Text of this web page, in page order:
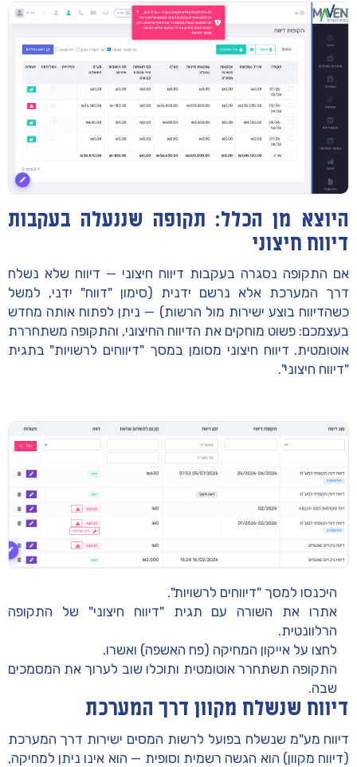
היוצא מן הכלל: תקופה שננעלה בעקבות
דיווח חיצוני
אם התקופה נסגרה בעקבות דיווח חיצוני — דיווח שלא נשלח
דרך המערכת אלא נרשם ידנית (סימון "דווח" ידני, למשל
כשהדיווח בוצע ישירות מול הרשות) — ניתן לפתוח אותה מחדש
בעצמכם: פשוט מוחקים את הדיווח החיצוני, והתקופה משתחררת
אוטומטית. דיווח חיצוני מסומן במסך "דיווחים לרשויות" בתגית
"דיווח חיצוני".
היכנסו למסך "דיווחים לרשויות".
אתרו את השורה עם תגית"דיווח חיצוני" של התקופה
הרלוונטית.
לחצו על אייקון המחיקה (פח האשפה) ואשרו.
התקופה תשתחרר אוטומטית ותוכלו שוב לערוך את המסמכים
שבה.
דיווח שנשלח מקוון דרך המערכת
דיווח מע"מ שנשלח בפועל לרשות המסים ישירות דרך המערכת
(דיווח מקוון) הוא הגשה רשמית וסופית — הוא אינו ניתן למחיקה,